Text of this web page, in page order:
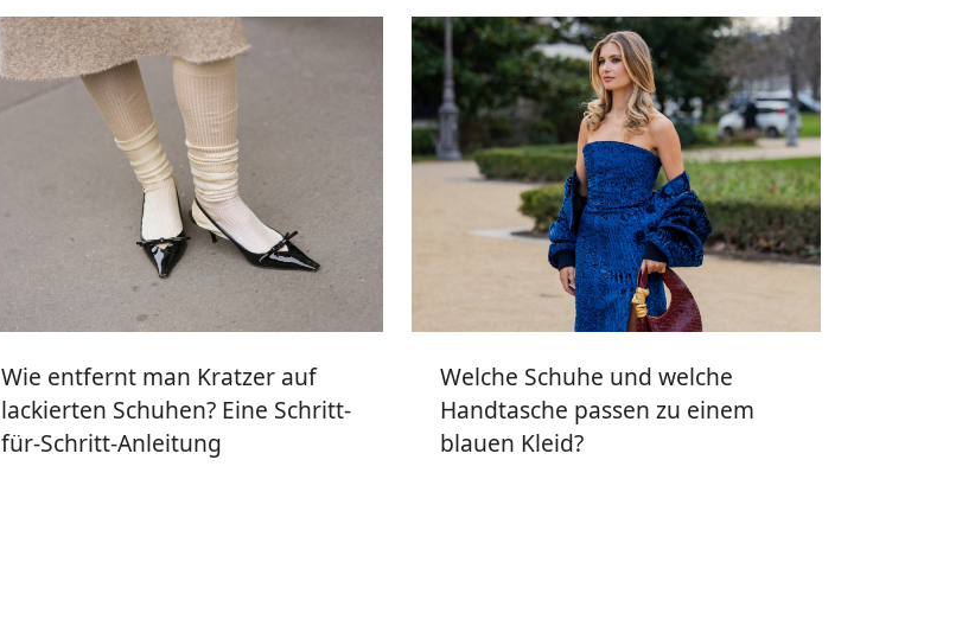
Wie entfernt man Kratzer auf
lackierten Schuhen? Eine Schritt-
für-Schritt-Anleitung
Welche Schuhe und welche
Handtasche passen zu einem
blauen Kleid?